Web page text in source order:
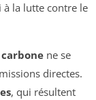
la lutte contre le
ne se
directes.
, qui résultent